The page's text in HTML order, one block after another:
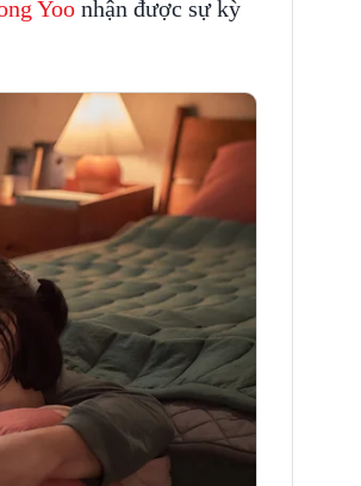
Yoonhận được sự kỳ